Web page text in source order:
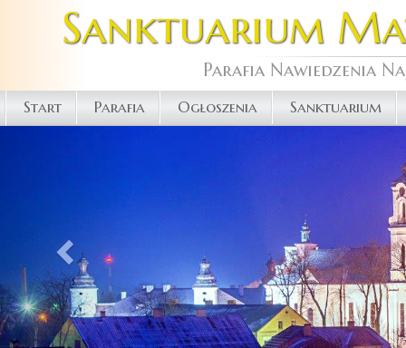
Sanktuarium
Parafia Nawiedzenia
Start Parafia Ogłoszenia
Sanktuarium